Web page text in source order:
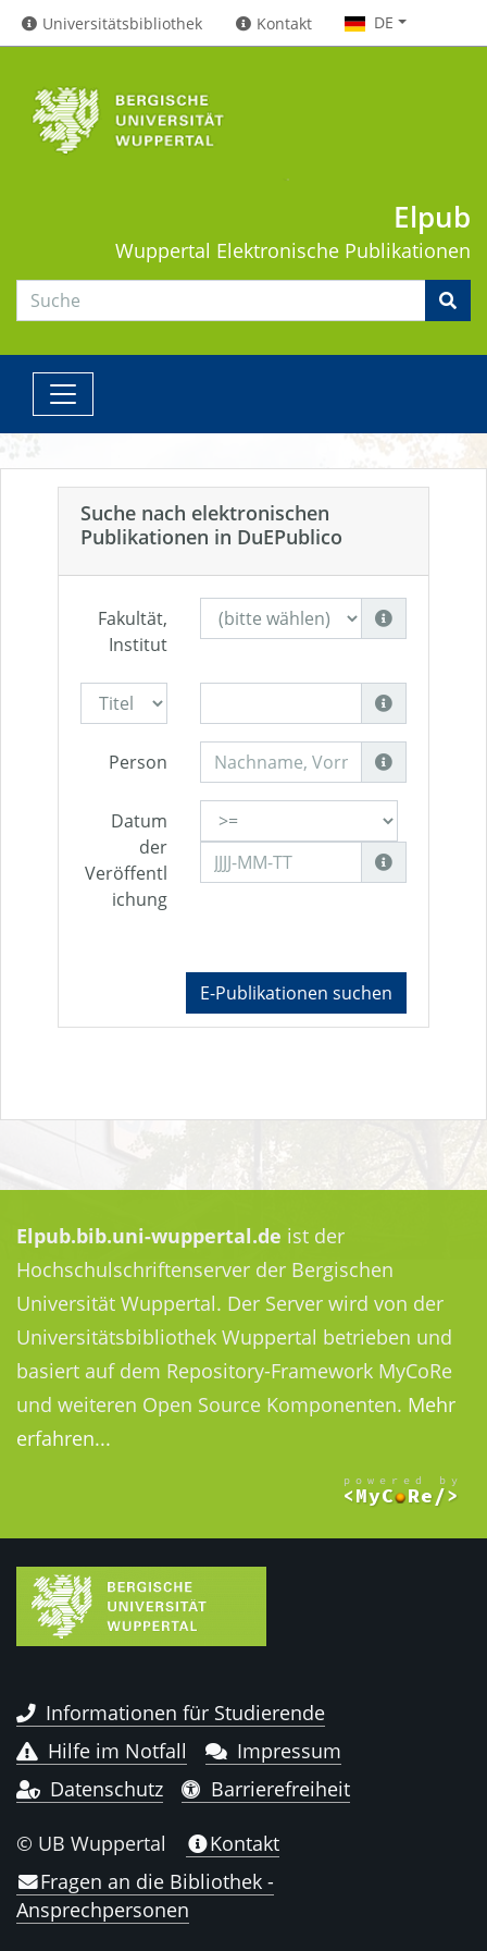
Universitätsbibliothek Kontakt DE
Elpub
Wuppertal Elektronische Publikationen
Suche nach elektronischen
Publikationen in DuEPublico
Fakultät,
Institut
Person
Datum
der
Veröffentl
ichung
E-Publikationen suchen
Elpub.bib.uni-wuppertal.de ist der
Hochschulschriftenserver der Bergischen
Universität Wuppertal. Der Server wird von der
Universitätsbibliothek Wuppertal betrieben und
basiert auf dem Repository-Framework MyCoRe
und weiteren Open Source Komponenten. Mehr
erfahren...
Informationen für Studierende
Hilfe im Notfall
Impressum
Datenschutz
Barrierefreiheit
© UB Wuppertal
Kontakt
Fragen an die Bibliothek -
Ansprechpersonen